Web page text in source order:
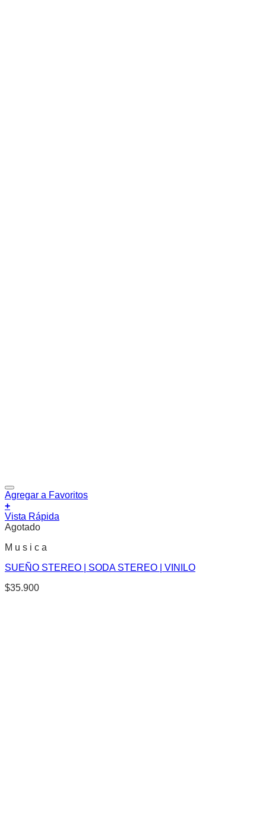
Agregar a Favoritos
+
Vista Rápida
Agotado
M u s i c a
SUEÑO STEREO | SODA STEREO | VINILO
$35.900